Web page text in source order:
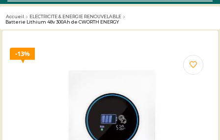
Accueil
ELECTRICITE & ENERGIE RENOUVELABLE
Batterie Lithium 48v 300Ah de CWORTH ENERGY
13%